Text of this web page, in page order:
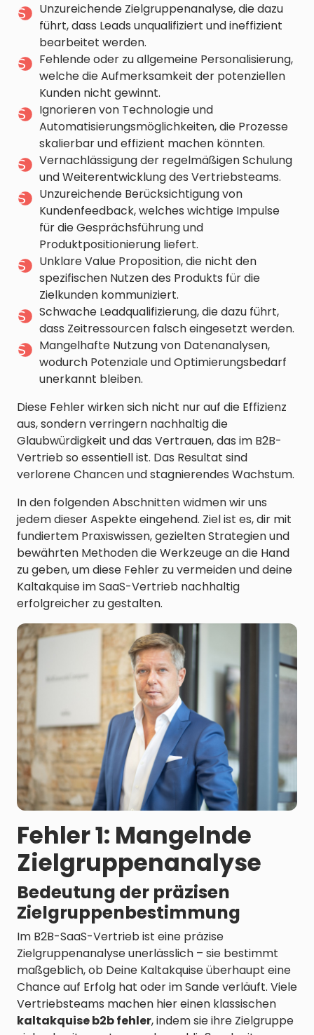
Unzureichende Zielgruppenanalyse, die dazu
führt, dass Leads unqualifiziert und ineffizient
bearbeitet werden.
Fehlende oder zu allgemeine Personalisierung,
welche die Aufmerksamkeit der potenziellen
Kunden nicht gewinnt.
Ignorieren von Technologie und
Automatisierungsmöglichkeiten, die Prozesse
skalierbar und effizient machen könnten.
Vernachlässigung der regelmäßigen Schulung
und Weiterentwicklung des Vertriebsteams.
Unzureichende Berücksichtigung von
Kundenfeedback, welches wichtige Impulse
für die Gesprächsführung und
Produktpositionierung liefert.
Unklare Value Proposition, die nicht den
spezifischen Nutzen des Produkts für die
Zielkunden kommuniziert.
Schwache Leadqualifizierung, die dazu führt,
dass Zeitressourcen falsch eingesetzt werden.
Mangelhafte Nutzung von Datenanalysen,
wodurch Potenziale und Optimierungsbedarf
unerkannt bleiben.
Diese Fehler wirken sich nicht nur auf die Effizienz
aus, sondern verringern nachhaltig die
Glaubwürdigkeit und das Vertrauen, das im B2B-
Vertrieb so essentiell ist. Das Resultat sind
verlorene Chancen und stagnierendes Wachstum.
In den folgenden Abschnitten widmen wir uns
jedem dieser Aspekte eingehend. Ziel ist es, dir mit
fundiertem Praxiswissen, gezielten Strategien und
bewährten Methoden die Werkzeuge an die Hand
zu geben, um diese Fehler zu vermeiden und deine
Kaltakquise im SaaS-Vertrieb nachhaltig
erfolgreicher zu gestalten.
Fehler 1: Mangelnde
Zielgruppenanalyse
Bedeutung der präzisen
Zielgruppenbestimmung
Im B2B-SaaS-Vertrieb ist eine präzise
Zielgruppenanalyse unerlässlich – sie bestimmt
maßgeblich, ob Deine Kaltakquise überhaupt eine
Chance auf Erfolg hat oder im Sande verläuft. Viele
Vertriebsteams machen hier einen klassischen
kaltakquise b2b fehler, indem sie ihre Zielgruppe